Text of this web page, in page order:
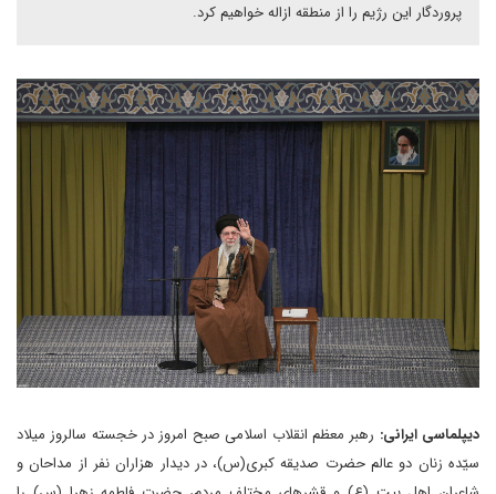
پروردگار این رژیم را از منطقه ازاله خواهیم کرد.
دیپلماسی ایرانی: رهبر معظم انقلاب اسلامی صبح امروز در خجسته سالروز میلاد
سیّده زنان دو عالم حضرت صدیقه کبری(س)، در دیدار هزاران نفر از مداحان و